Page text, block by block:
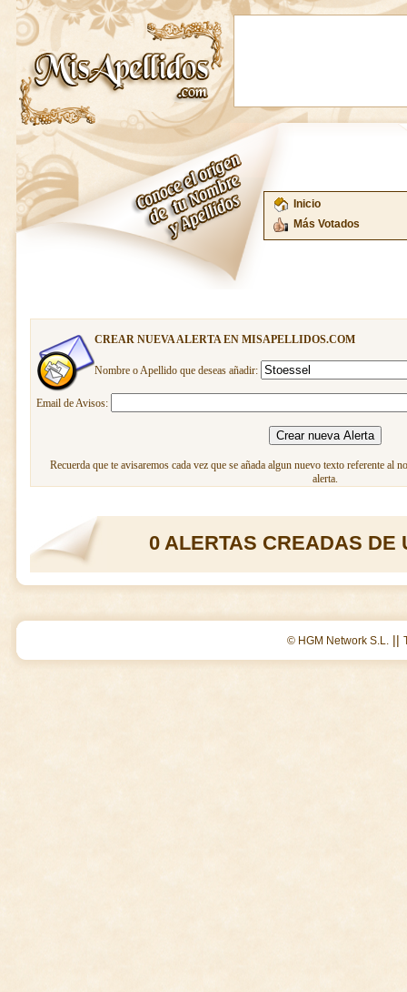
Inicio
Más Votados
CREAR NUEVA ALERTA EN MISAPELLIDOS.COM
Nombre o Apellido que deseas añadir:
Email de Avisos:
Recuerda que te avisaremos cada vez que se añada algun nuevo texto referente al
alerta.
0 ALERTAS CREADAS DE
© HGM Network S.L. ||